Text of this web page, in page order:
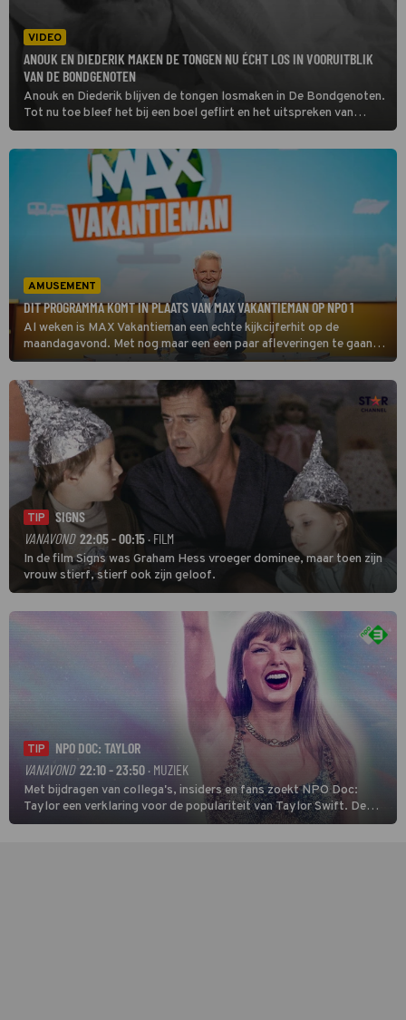
VIDEO
ANOUK EN DIEDERIK MAKEN DE TONGEN NU ÉCHT LOS IN VOORUITBLIK
VAN DE BONDGENOTEN
Anouk en Diederik blijven de tongen losmaken in De Bondgenoten.
Tot nu toe bleef het bij een boel geflirt en het uitspreken van
gevoelens, maar vanavond zien kijkers de twee een stap verder
gaan.
AMUSEMENT
DIT PROGRAMMA KOMT IN PLAATS VAN MAX VAKANTIEMAN OP NPO 1
Al weken is MAX Vakantieman een echte kijkcijferhit op de
maandagavond. Met nog maar een een paar afleveringen te gaan, is
het tijd om alvast vooruit te blikken. Welk programma neemt
daarna de plek op NPO 1 in? Wij zochten het voor je uit!
TIP
SIGNS
VANAVOND 22:05 - 00:15· FILM
In de film Signs was Graham Hess vroeger dominee, maar toen zijn
vrouw stierf, stierf ook zijn geloof.
TIP
NPO DOC: TAYLOR
VANAVOND 22:10 - 23:50 · MUZIEK
Met bijdragen van collega's, insiders en fans zoekt NPO Doc:
Taylor een verklaring voor de populariteit van Taylor Swift. De
singer-songwriter is een van de succesvolste sterren van onze tijd